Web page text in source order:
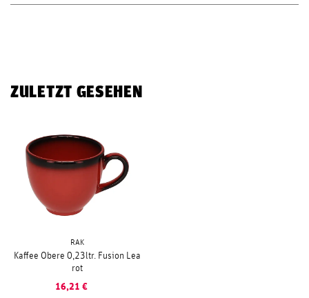
ZULETZT GESEHEN
RAK
Kaffee Obere 0,23ltr. Fusion Lea
rot
16,21 €